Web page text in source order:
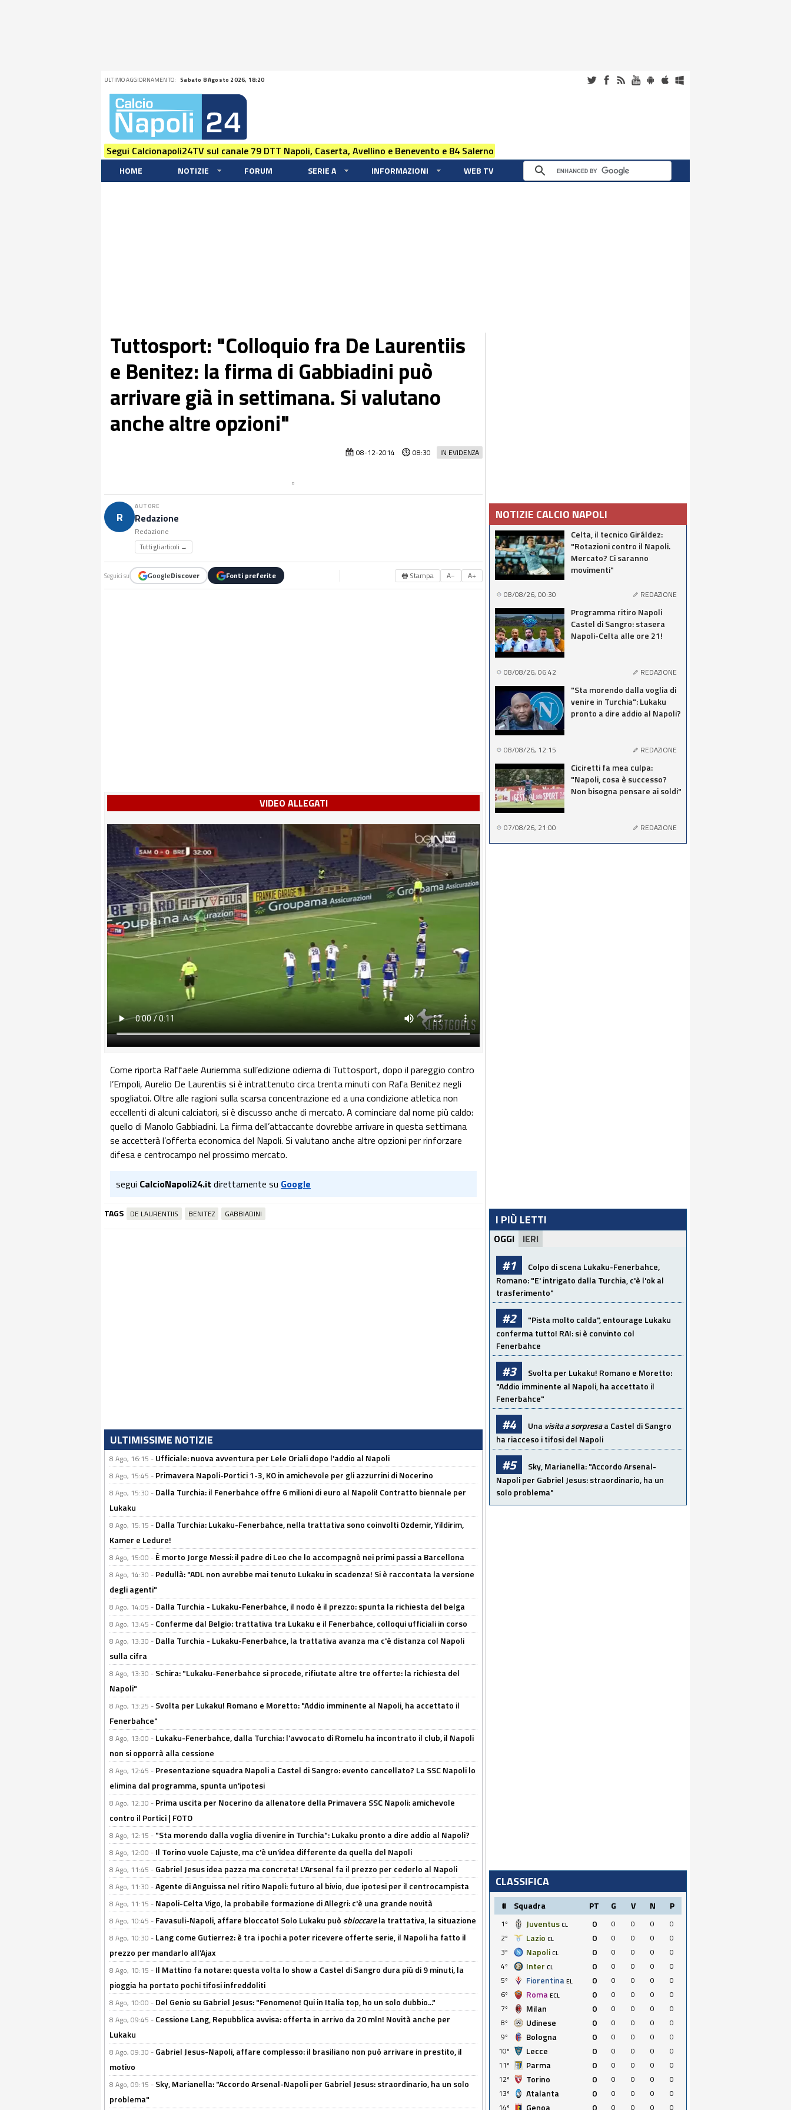
ULTIMO AGGIORNAMENTO: Sabato 8 Agosto 2026, 18:20
Segui Calcionapoli24TV sul canale 79 DTT Napoli, Caserta, Avellino e Benevento e 84 Salerno
HOME NOTIZIE FORUM SERIE A INFORMAZIONI WEB TV
Tuttosport: "Colloquio fra De Laurentiis
e Benitez: la firma di Gabbiadini può
arrivare già in settimana. Si valutano
anche altre opzioni"
IN EVIDENZA
08-12-2014 08:30
R
AUTORE
Redazione
Redazione
Tutti gli articoli →
Seguici su GoogleDiscover Fonti preferite 🖶 Stampa A− A+
VIDEO ALLEGATI
Come riporta Raffaele Auriemma sull’edizione odierna di Tuttosport, dopo il pareggio contro
l’Empoli, Aurelio De Laurentiis si è intrattenuto circa trenta minuti con Rafa Benitez negli
spogliatoi. Oltre alle ragioni sulla scarsa concentrazione ed a una condizione atletica non
eccellenti di alcuni calciatori, si è discusso anche di mercato. A cominciare dal nome più caldo:
quello di Manolo Gabbiadini. La firma dell’attaccante dovrebbe arrivare in questa settimana
se accetterà l’offerta economica del Napoli. Si valutano anche altre opzioni per rinforzare
difesa e centrocampo nel prossimo mercato.
segui CalcioNapoli24.it direttamente su Google
TAGS DE LAURENTIIS BENITEZ GABBIADINI
ULTIMISSIME NOTIZIE
8 Ago, 16:15 - Ufficiale: nuova avventura per Lele Oriali dopo l'addio al Napoli
8 Ago, 15:45 - Primavera Napoli-Portici 1-3, KO in amichevole per gli azzurrini di Nocerino
8 Ago, 15:30 - Dalla Turchia: il Fenerbahce offre 6 milioni di euro al Napoli! Contratto biennale per
Lukaku
8 Ago, 15:15 - Dalla Turchia: Lukaku-Fenerbahce, nella trattativa sono coinvolti Ozdemir, Yildirim,
Kamer e Ledure!
8 Ago, 15:00 - È morto Jorge Messi: il padre di Leo che lo accompagnò nei primi passi a Barcellona
8 Ago, 14:30 - Pedullà: "ADL non avrebbe mai tenuto Lukaku in scadenza! Si è raccontata la versione
degli agenti"
8 Ago, 14:05 - Dalla Turchia - Lukaku-Fenerbahce, il nodo è il prezzo: spunta la richiesta del belga
8 Ago, 13:45 - Conferme dal Belgio: trattativa tra Lukaku e il Fenerbahce, colloqui ufficiali in corso
8 Ago, 13:30 - Dalla Turchia - Lukaku-Fenerbahce, la trattativa avanza ma c'è distanza col Napoli
sulla cifra
8 Ago, 13:30 - Schira: "Lukaku-Fenerbahce si procede, rifiutate altre tre offerte: la richiesta del
Napoli"
8 Ago, 13:25 - Svolta per Lukaku! Romano e Moretto: "Addio imminente al Napoli, ha accettato il
Fenerbahce"
8 Ago, 13:00 - Lukaku-Fenerbahce, dalla Turchia: l'avvocato di Romelu ha incontrato il club, il Napoli
non si opporrà alla cessione
8 Ago, 12:45 - Presentazione squadra Napoli a Castel di Sangro: evento cancellato? La SSC Napoli lo
elimina dal programma, spunta un'ipotesi
8 Ago, 12:30 - Prima uscita per Nocerino da allenatore della Primavera SSC Napoli: amichevole
contro il Portici | FOTO
8 Ago, 12:15 - "Sta morendo dalla voglia di venire in Turchia": Lukaku pronto a dire addio al Napoli?
8 Ago, 12:00 - Il Torino vuole Cajuste, ma c'è un'idea differente da quella del Napoli
8 Ago, 11:45 - Gabriel Jesus idea pazza ma concreta! L'Arsenal fa il prezzo per cederlo al Napoli
8 Ago, 11:30 -Agente di Anguissa nel ritiro Napoli: futuro al bivio, due ipotesi per il centrocampista
8 Ago, 11:15 - Napoli-Celta Vigo, la probabile formazione di Allegri: c'è una grande novità
8 Ago, 10:45 - Favasuli-Napoli, affare bloccato! Solo Lukaku puòsbloccarela trattativa, la situazione
8 Ago, 10:30 - Lang come Gutierrez: è tra i pochi a poter ricevere offerte serie, il Napoli ha fatto il
prezzo per mandarlo all'Ajax
8 Ago, 10:15 - Il Mattino fa notare: questa volta lo show a Castel di Sangro dura più di 9 minuti, la
pioggia ha portato pochi tifosi infreddoliti
8 Ago, 10:00 - Del Genio su Gabriel Jesus: "Fenomeno! Qui in Italia top, ho un solo dubbio..."
8 Ago, 09:45 - Cessione Lang, Repubblica avvisa: offerta in arrivo da 20 mln! Novità anche per
Lukaku
8 Ago, 09:30 - Gabriel Jesus-Napoli, affare complesso: il brasiliano non può arrivare in prestito, il
motivo
8 Ago, 09:15 - Sky, Marianella: "Accordo Arsenal-Napoli per Gabriel Jesus: straordinario, ha un solo
problema"
NOTIZIE CALCIO NAPOLI
Celta, il tecnico Giráldez:
"Rotazioni contro il Napoli.
Mercato? Ci saranno
movimenti"
08/08/26, 00:30 REDAZIONE
Programma ritiro Napoli
Castel di Sangro: stasera
Napoli-Celta alle ore 21!
08/08/26, 06:42 REDAZIONE
"Sta morendo dalla voglia di
venire in Turchia": Lukaku
pronto a dire addio al Napoli?
08/08/26, 12:15 REDAZIONE
Ciciretti fa mea culpa:
"Napoli, cosa è successo?
Non bisogna pensare ai soldi"
07/08/26, 21:00 REDAZIONE
I PIÙ LETTI
OGGI IERI
#1
Colpo di scena Lukaku-Fenerbahce,
Romano: "E' intrigato dalla Turchia, c'è l'ok al
trasferimento"
#2
"Pista molto calda", entourage Lukaku
conferma tutto! RAI: si è convinto col
Fenerbahce
#3
Svolta per Lukaku! Romano e Moretto:
"Addio imminente al Napoli, ha accettato il
Fenerbahce"
#4 Una visita a sorpresaa Castel di Sangro
ha riacceso i tifosi del Napoli
#5
Sky, Marianella: "Accordo Arsenal-
Napoli per Gabriel Jesus: straordinario, ha un
solo problema"
CLASSIFICA
# Squadra PT G V N P
1º Juventus CL 0 0 0 0
0
2º
Lazio CL 0 0 0 0
0
3º
Napoli CL 0 0 0 0
0
4º
Inter CL 0 0 0 0
0
5º
Fiorentina EL 0 0 0 0
0
6º
Roma ECL 0 0 0 0
0
7º
Milan 0 0 0 0
0
8º
Udinese 0 0 0 0
0
9º
Bologna 0 0 0 0
0
10º
Lecce 0 0 0 0
0
11º
Parma 0 0 0 0
0
12º
Torino 0 0 0 0
0
13º
Atalanta 0 0 0 0
0
14º
Genoa 0 0 0 0 0